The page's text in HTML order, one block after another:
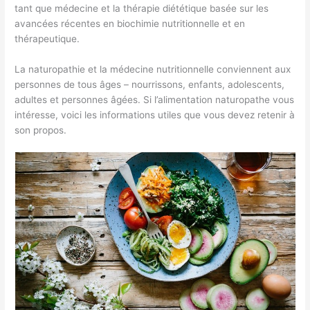
tant que médecine et la thérapie diététique basée sur les
avancées récentes en biochimie nutritionnelle et en
thérapeutique.
La naturopathie et la médecine nutritionnelle conviennent aux
personnes de tous âges – nourrissons, enfants, adolescents,
adultes et personnes âgées. Si l’alimentation naturopathe vous
intéresse, voici les informations utiles que vous devez retenir à
son propos.